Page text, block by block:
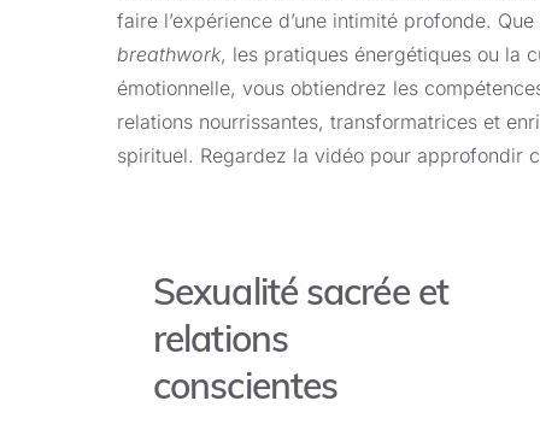
faire l’expérience d’une intimité profonde.
breathwork, les pratiques énergétiques ou la
émotionnelle, vous obtiendrez les
relations nourrissantes, transformatrices et
spirituel. Regardez la vidéo pour approfondir
Sexualité sacrée et
relations
conscientes